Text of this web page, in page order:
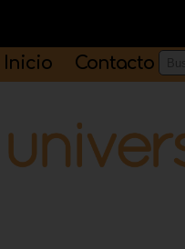
Inicio Contacto